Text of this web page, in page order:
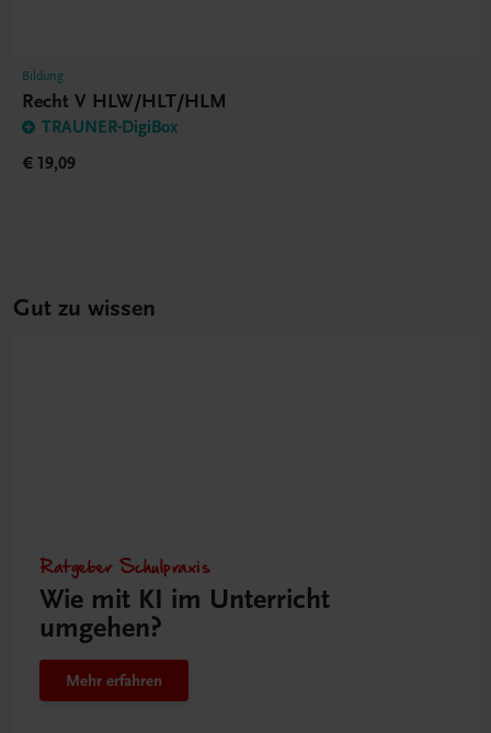
Bildung
Recht V HLW/HLT/HLM
TRAUNER-DigiBox
€ 19,09
Gut zu wissen
Ratgeber Schulpraxis
Wie mit KI im Unterricht
umgehen?
Mehr erfahren